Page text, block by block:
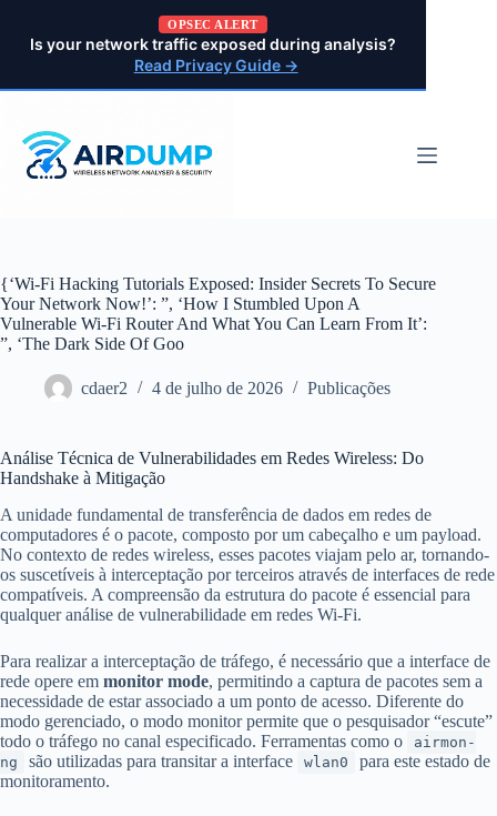
OPSEC ALERT
Is your network traffic exposed during analysis?
Read Privacy Guide →
{‘Wi-Fi Hacking Tutorials Exposed: Insider Secrets To Secure
Your Network Now!’: ”, ‘How I Stumbled Upon A
Vulnerable Wi-Fi Router And What You Can Learn From It’:
”, ‘The Dark Side Of Goo
cdaer2 4 de julho de 2026 Publicações
Análise Técnica de Vulnerabilidades em Redes Wireless: Do
Handshake à Mitigação
A unidade fundamental de transferência de dados em redes de
computadores é o pacote, composto por um cabeçalho e um payload.
No contexto de redes wireless, esses pacotes viajam pelo ar, tornando-
os suscetíveis à interceptação por terceiros através de interfaces de rede
compatíveis. A compreensão da estrutura do pacote é essencial para
qualquer análise de vulnerabilidade em redes Wi-Fi.
Para realizar a interceptação de tráfego, é necessário que a interface de
rede opere em monitor mode, permitindo a captura de pacotes sem a
necessidade de estar associado a um ponto de acesso. Diferente do
modo gerenciado, o modo monitor permite que o pesquisador “escute”
todo o tráfego no canal especificado. Ferramentas como o
airmon-
ng
são utilizadas para transitar a interface wlan0
para este estado de
monitoramento.